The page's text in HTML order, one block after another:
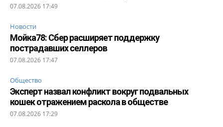
07.08.2026 17:49
Новости
Мойка78: Сбер расширяет поддержку
пострадавших селлеров
07.08.2026 17:47
Общество
Эксперт назвал конфликт вокруг подвальных
кошек отражением раскола в обществе
07.08.2026 17:29